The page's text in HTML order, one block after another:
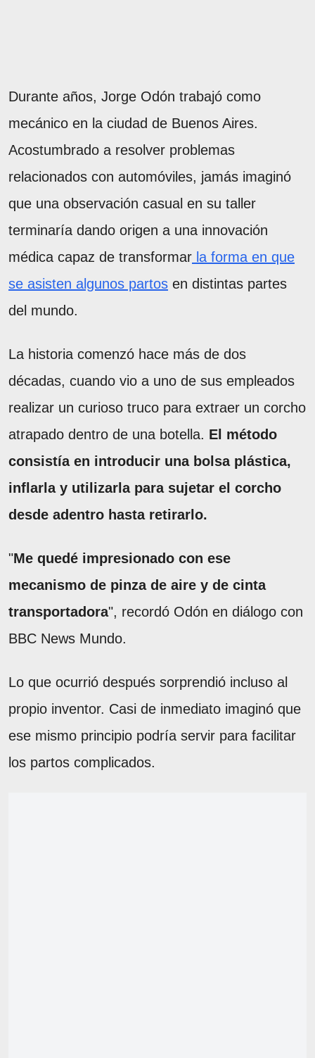
Durante años, Jorge Odón trabajó como
mecánico en la ciudad de Buenos Aires.
Acostumbrado a resolver problemas
relacionados con automóviles, jamás imaginó
que una observación casual en su taller
terminaría dando origen a una innovación
médica capaz de transformar la forma en que
se asisten algunos partos en distintas partes
del mundo.
La historia comenzó hace más de dos
décadas, cuando vio a uno de sus empleados
realizar un curioso truco para extraer un corcho
atrapado dentro de una botella. El método
consistía en introducir una bolsa plástica,
inflarla y utilizarla para sujetar el corcho
desde adentro hasta retirarlo.
"Me quedé impresionado con ese
mecanismo de pinza de aire y de cinta
transportadora", recordó Odón en diálogo con
BBC News Mundo.
Lo que ocurrió después sorprendió incluso al
propio inventor. Casi de inmediato imaginó que
ese mismo principio podría servir para facilitar
los partos complicados.